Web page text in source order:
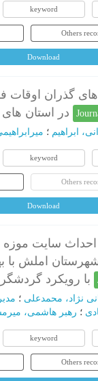
keyword
Others
Download
گذران اوقات
ابراهیم ؛
keyword
Others
Download
سایت موزه
شهرستان املش با
نژاد، محمدعلی ؛
؛ رهبر هاشمی،
keyword
Others